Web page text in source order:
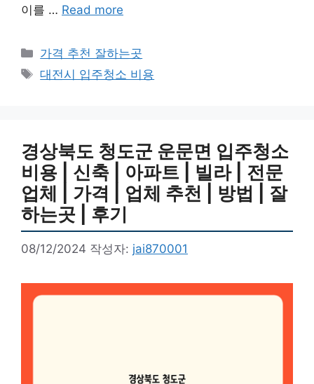
이를 … Read more
카
테
가격 추천 잘하는곳
태
대전시 입주청소 비용
경상북도 청도군 운문면 입주청소
비용 | 신축 | 아파트 | 빌라 | 전문
업체 | 가격 | 업체 추천 | 방법 | 잘
하는곳 | 후기
08/12/2024 작성자: jai870001